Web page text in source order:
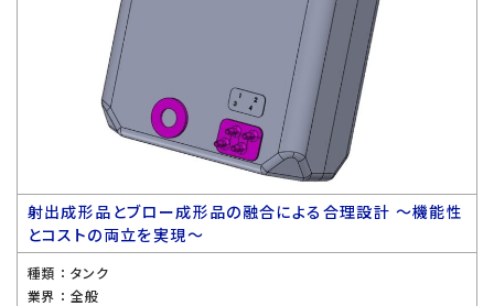
射出成形品とブロー成形品の融合による合理設計 〜機能性
とコストの両立を実現〜
種類 ： タンク
業界 ： 全般